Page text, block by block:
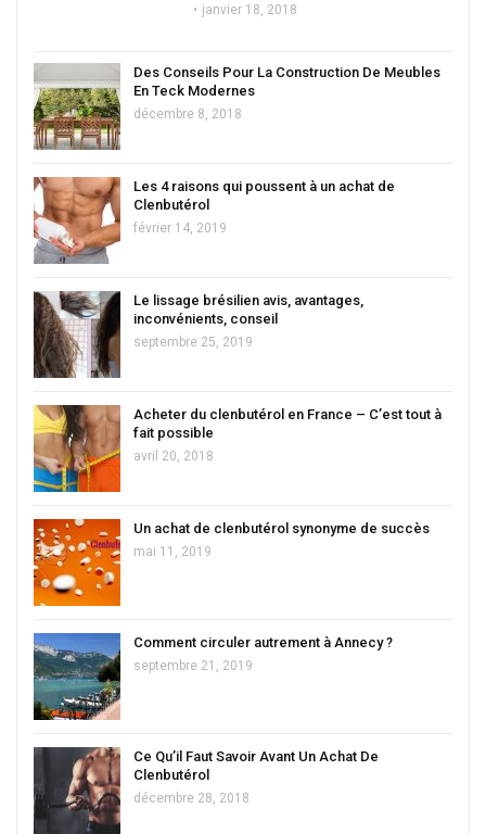
janvier 18, 2018
Des Conseils Pour La Construction De Meubles
En Teck Modernes
décembre 8, 2018
Les 4 raisons qui poussent à un achat de
Clenbutérol
février 14, 2019
Le lissage brésilien avis, avantages,
inconvénients, conseil
septembre 25, 2019
Acheter du clenbutérol en France – C’est tout à
fait possible
avril 20, 2018
Un achat de clenbutérol synonyme de succès
mai 11, 2019
Comment circuler autrement à Annecy ?
septembre 21, 2019
Ce Qu’il Faut Savoir Avant Un Achat De
Clenbutérol
décembre 28, 2018